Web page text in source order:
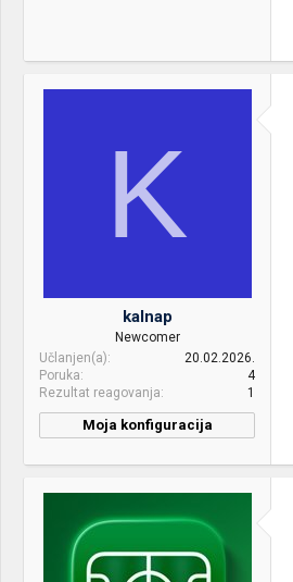
K
kalnap
Newcomer
Učlanjen(a)
20.02.2026.
Poruka
4
Rezultat reagovanja
1
Moja konfiguracija